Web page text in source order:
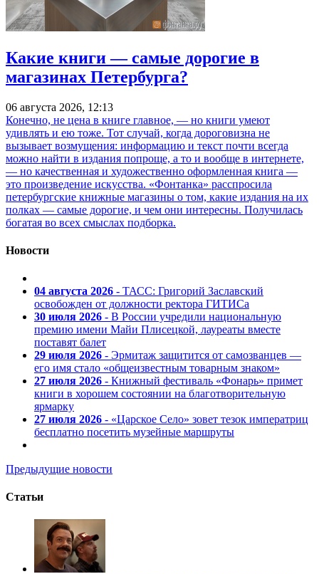
Какие книги — самые дорогие в
магазинах Петербурга?
06 августа 2026, 12:13
Конечно, не цена в книге главное, — но книги умеют
удивлять и ею тоже. Тот случай, когда дороговизна не
вызывает возмущения: информацию и текст почти всегда
можно найти в издания попроще, а то и вообще в интернете,
— но качественная и художественно оформленная книга —
это произведение искусства. «Фонтанка» расспросила
петербургские книжные магазины о том, какие издания на их
полках — самые дорогие, и чем они интересны. Получилась
богатая во всех смыслах подборка.
Новости
04 августа 2026 - ТАСС: Григорий Заславский
освобожден от должности ректора ГИТИСа
30 июля 2026 - В России учредили национальную
премию имени Майи Плисецкой, лауреаты вместе
поставят балет
29 июля 2026 - Эрмитаж защитится от самозванцев —
его имя стало «общеизвестным товарным знаком»
27 июля 2026 - Книжный фестиваль «Фонарь» примет
книги в хорошем состоянии на благотворительную
ярмарку
27 июля 2026 - «Царское Село» зовет тезок императриц
бесплатно посетить музейные маршруты
Предыдущие новости
Статьи